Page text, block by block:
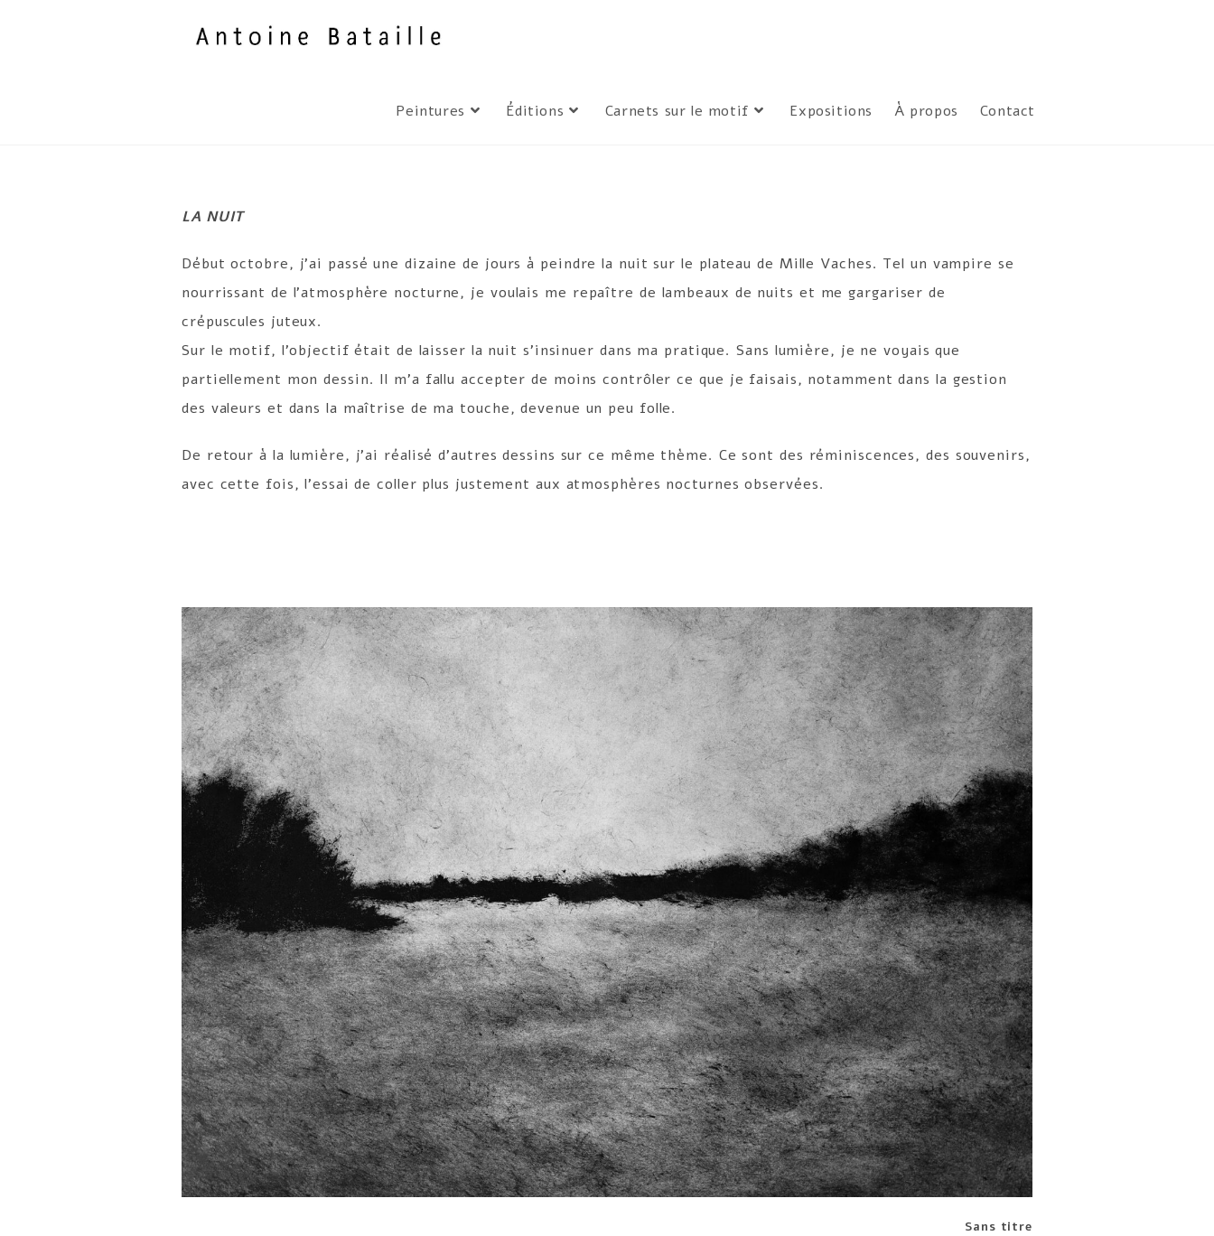
Peintures Éditions Carnets sur le motif Expositions À propos Contact
La nuit
LA NUIT
Début octobre, j’ai passé une dizaine de jours à peindre la nuit sur le plateau de Mille Vaches. Tel un vampire se
nourrissant de l’atmosphère nocturne, je voulais me repaître de lambeaux de nuits et me gargariser de
crépuscules juteux.
Sur le motif, l’objectif était de laisser la nuit s’insinuer dans ma pratique. Sans lumière, je ne voyais que
partiellement mon dessin. Il m’a fallu accepter de moins contrôler ce que je faisais, notamment dans la gestion
des valeurs et dans la maîtrise de ma touche, devenue un peu folle.
De retour à la lumière, j’ai réalisé d’autres dessins sur ce même thème. Ce sont des réminiscences, des souvenirs,
avec cette fois, l’essai de coller plus justement aux atmosphères nocturnes observées.
Sans titre